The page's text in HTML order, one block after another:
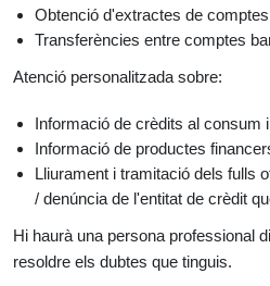
Obtenció d'extractes de
Transferències entre comptes
Atenció personalitzada sobre:
Informació de crèdits al consum
Informació de productes
Lliurament i tramitació dels fulls
/ denúncia de l'entitat de crèdit
Hi haurà una persona professional
resoldre els dubtes que tinguis.